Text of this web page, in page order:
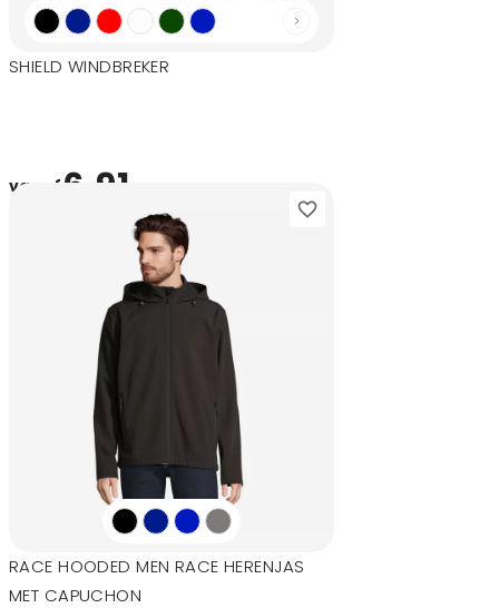
SHIELD WINDBREKER
vanaf 6,91
RACE HOODED MEN RACE HERENJAS
MET CAPUCHON